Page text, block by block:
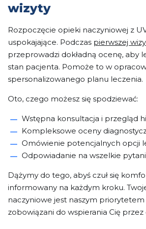
wizyty
Rozpoczęcie opieki naczyniowej z
uspokajające. Podczas pierwszej
przeprowadzi dokładną ocenę, aby
stan pacjenta. Pomoże to w
spersonalizowanego planu leczenia.
Oto, czego możesz się spodziewać:
Wstępna konsultacja i przegląd
Kompleksowe oceny
Omówienie potencjalnych opcji
Odpowiadanie na wszelkie
Dążymy do tego, abyś czuł się
informowany na każdym kroku.
naczyniowe jest naszym priorytetem
zobowiązani do wspierania Cię przez